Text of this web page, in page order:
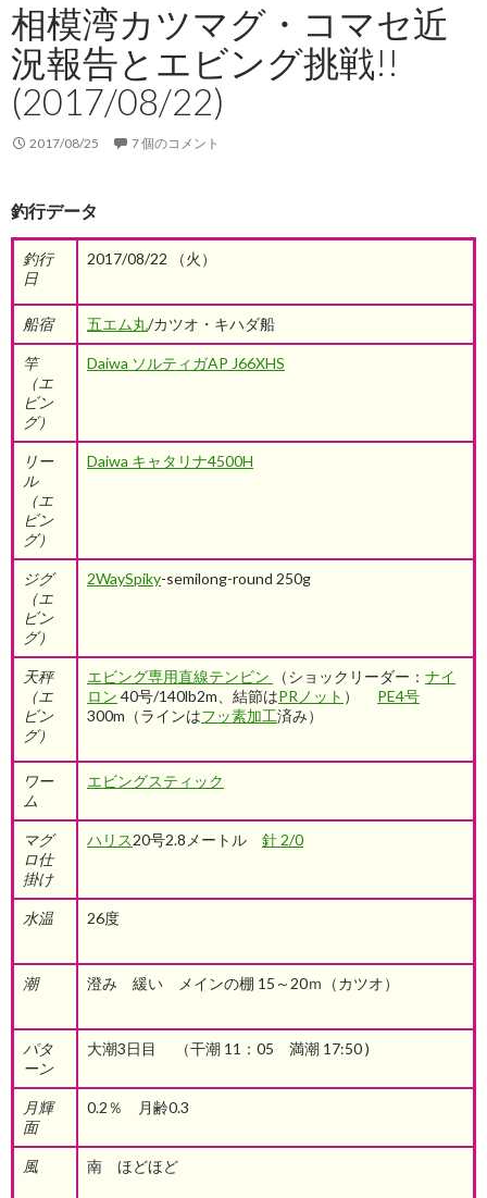
相模湾カツマグ・コマセ近
況報告とエビング挑戦!!
(2017/08/22)
2017/08/25 7 個のコメント
釣行データ
釣行
日
2017/08/22 （火）
船宿 五エム丸/カツオ・キハダ船
竿
（エ
ビン
グ）
Daiwa ソルティガAP J66XHS
リー
ル
（エ
ビン
グ）
Daiwa キャタリナ4500H
ジグ
（エ
ビン
グ）
2WaySpiky-semilong-round 250g
天秤
（エ
ビン
グ）
エビング専用直線テンビン （ショックリーダー： ナイ
ロン 40号/140lb2m、結節はPRノット ） PE4号
300m（ラインはフッ素加工済み）
ワー
ム
エビングスティック
マグ
ロ仕
掛け
ハリス20号2.8メートル 針 2/0
水温 26度
潮 澄み 緩い メインの棚 15～20ｍ（カツオ）
パタ
ーン
大潮3日目 （干潮 11：05 満潮 17:50 )
月輝
面
0.2％ 月齢0.3
風 南 ほどほど